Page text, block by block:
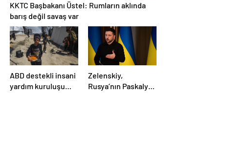
KKTC Başbakanı Üstel: Rumların aklında
barış değil savaş var
ABD destekli insani
yardım kuruluşu
Zelenskiy,
Rusya’nın Paskalya